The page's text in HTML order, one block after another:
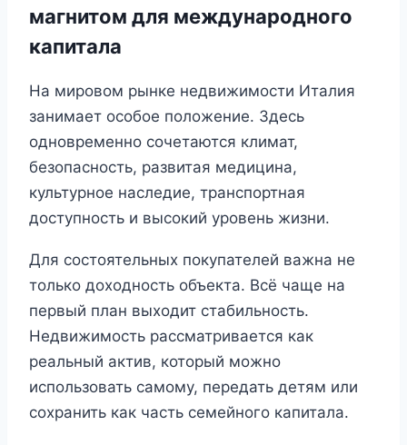
магнитом для международного
капитала
На мировом рынке недвижимости Италия
занимает особое положение. Здесь
одновременно сочетаются климат,
безопасность, развитая медицина,
культурное наследие, транспортная
доступность и высокий уровень жизни.
Для состоятельных покупателей важна не
только доходность объекта. Всё чаще на
первый план выходит стабильность.
Недвижимость рассматривается как
реальный актив, который можно
использовать самому, передать детям или
сохранить как часть семейного капитала.